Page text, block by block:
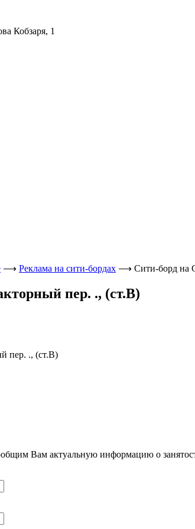
Кобзаря, 1
⟶ Реклама на сити-бордах ⟶ Сити-борд на
пер. ., (ст.В)
пер. ., (ст.В)
Вам актуальную информацию о